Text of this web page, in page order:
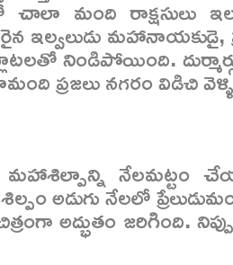
చాలా మంది రాక్షసులు
ఇల్వలుడు మహానాయకుడై,
నిండిపోయింది.
ప్రజలు నగరం విడిచి
మహాశిల్పాన్ని నేలమట్టం
అడుగు నేలలో
అద్భుతం జరిగింది.